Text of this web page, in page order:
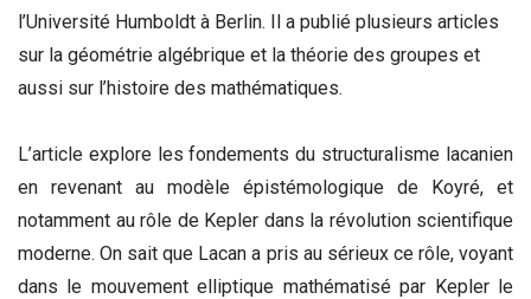
l’Université Humboldt à Berlin. Il a publié plusieurs articles
sur la géométrie algébrique et la théorie des groupes et
aussi sur l’histoire des mathématiques.
L’article explore les fondements du structuralisme lacanien
en revenant au modèle épistémologique de Koyré, et
notamment au rôle de Kepler dans la révolution scientifique
moderne. On sait que Lacan a pris au sérieux ce rôle, voyant
dans le mouvement elliptique mathématisé par Kepler le